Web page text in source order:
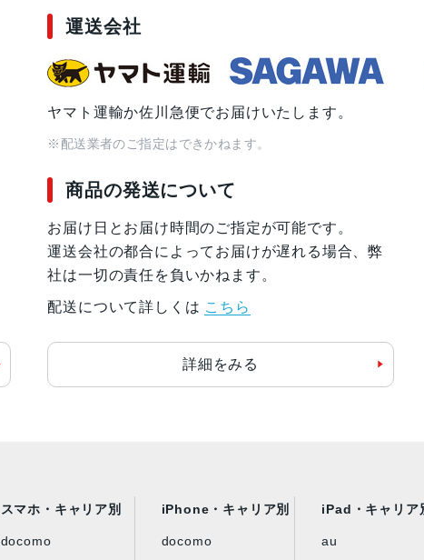
運送会社
ヤマト運輸か佐川急便でお届けいたします。
※配送業者のご指定はできかねます。
商品の発送について
お届け日とお届け時間のご指定が可能です。
運送会社の都合によってお届けが遅れる場合、弊
社は一切の責任を負いかねます。
配送について詳しくは こちら
詳細をみる
スマホ・キャリア別
docomo
iPhone・キャリア別
docomo
iPad・キャリア
au